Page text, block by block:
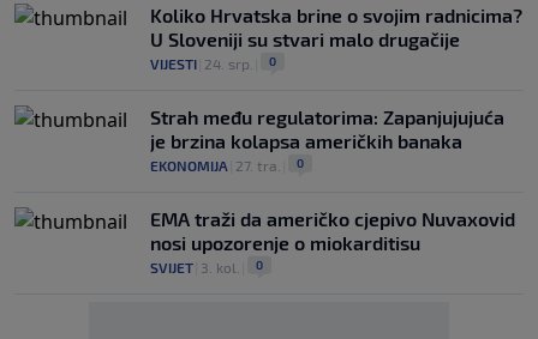
Koliko Hrvatska brine o svojim radnicima?
U Sloveniji su stvari malo drugačije
VIJESTI 24. srp. 0
Strah među regulatorima: Zapanjujujuća
je brzina kolapsa američkih banaka
EKONOMIJA 27. tra. 0
EMA traži da američko cjepivo Nuvaxovid
nosi upozorenje o miokarditisu
SVIJET 3. kol. 0